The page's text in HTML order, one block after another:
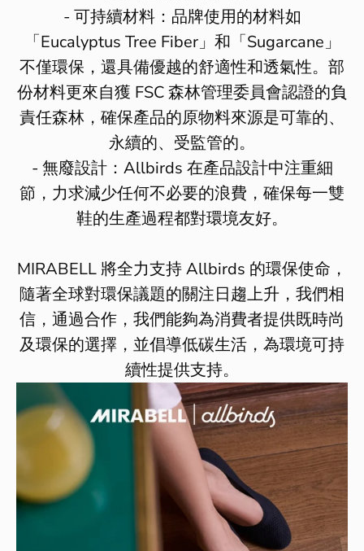
- 可持續材料：品牌使用的材料如
「Eucalyptus Tree Fiber」和「Sugarcane 」
不僅環保，還具備優越的舒適性和透氣性。部
份材料更來自獲 FSC森林管理委員會認證的負
責任森林，確保產品的原物料來源是可靠的、
永續的、受監管的。
- 無廢設計： Allbirds 在產品設計中注重細
節，力求減少任何不必要的浪費，確保每一雙
鞋的生產過程都對環境友好。
MIRABELL將全力支持Allbirds 的環保使命，
隨著全球對環保議題的關注日趨上升，我們相
信，通過合作，我們能夠為消費者提供既時尚
及環保的選擇，並倡導低碳生活，為環境可持
續性提供支持。